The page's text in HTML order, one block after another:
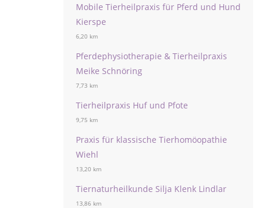
Mobile Tierheilpraxis für Pferd und Hund
Kierspe
6,20 km
Pferdephysiotherapie & Tierheilpraxis
Meike Schnöring
7,73 km
Tierheilpraxis Huf und Pfote
9,75 km
Praxis für klassische Tierhomöopathie
Wiehl
13,20 km
Tiernaturheilkunde Silja Klenk Lindlar
13,86 km